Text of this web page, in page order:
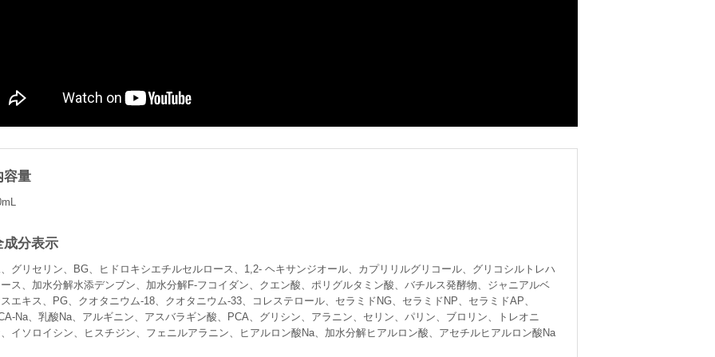
容量
成分表示
グリセリン、BG、ヒドロキシエチルセルロース、1,2- ヘキサンジオール、カプリリルグリコール、グリコシルトレハ
ース、加水分解水添デンブン、加水分解F-フコイダン、クエン酸、ポリグルタミン酸、バチルス発酵物、ジャニアルベ
スエキス、PG、クオタニウム-18、クオタニウム-33、コレステロール、セラミドNG、セラミドNP、セラミドAP、
Na、乳酸Na、アルギニン、アスバラギン酸、PCA、グリシン、アラニン、セリン、パリン、ブロリン、トレオニ
、イソロイシン、ヒスチジン、フェニルアラニン、ヒアルロン酸Na、加水分解ヒアルロン酸、アセチルヒアルロン酸Na